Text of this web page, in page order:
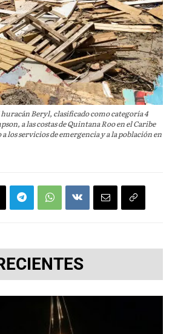
Beryl, clasificado como categoría 4
a las costas de Quintana Roo en el Caribe
los servicios de emergencia y a la población en